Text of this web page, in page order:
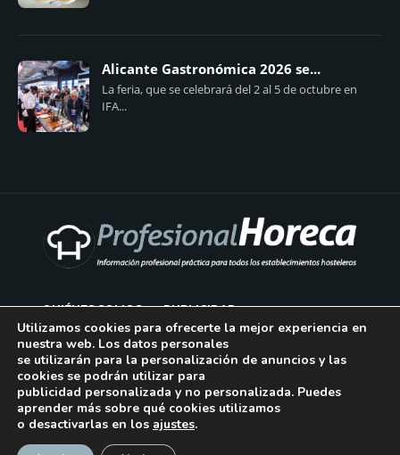
Alicante Gastronómica 2026 se...
La feria, que se celebrará del 2 al 5 de octubre en
IFA...
QUIÉNES SOMOS PUBLICIDAD
AVISO LEGAL
POLÍTICA DE COOKIES
POLÍTICA DE PRIVACIDAD
CONTACTO
Utilizamos cookies para ofrecerte la mejor experiencia en
nuestra web. Los datos personales
se utilizarán para la personalización de anuncios y las
cookies se podrán utilizar para
publicidad personalizada y no personalizada. Puedes
aprender más sobre qué cookies utilizamos
o desactivarlas en los ajustes.